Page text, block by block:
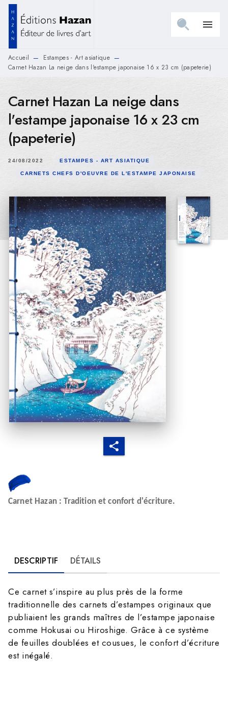
MENU RECHERCHE
PIED DE PAGE
menu
Accueil — Estampes - Art asiatique —
Carnet Hazan La neige dans l'estampe japonaise 16 x 23 cm (papeterie)
Carnet Hazan La neige dans
l'estampe japonaise 16 x 23 cm
(papeterie)
24/08/2022 ESTAMPES - ART ASIATIQUE
CARNETS CHEFS D'OEUVRE DE L'ESTAMPE JAPONAISE
Carnet Hazan : Tradition et confort d'écriture.
DESCRIPTIF DÉTAILS
Ce carnet s’inspire au plus près de la forme
traditionnelle des carnets d’estampes originaux que
publiaient les grands maîtres de l’estampe japonaise
comme Hokusai ou Hiroshige. Grâce à ce système
de feuilles doublées et cousues, le confort d’écriture
est inégalé.